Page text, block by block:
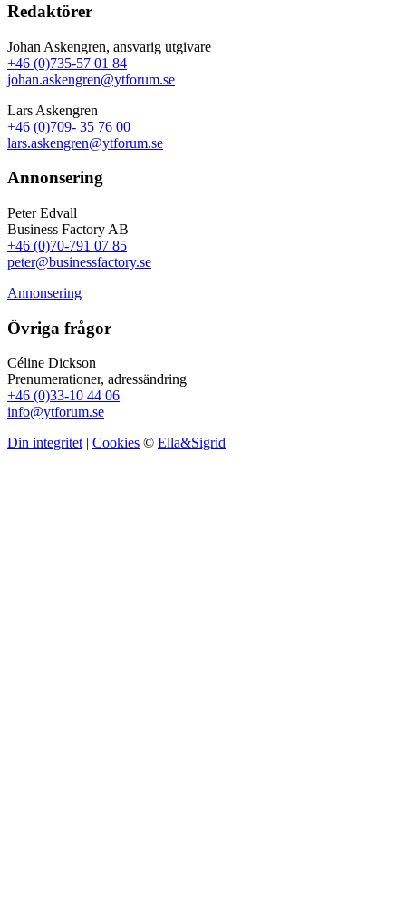
Redaktörer
Johan Askengren, ansvarig utgivare
+46 (0)735-57 01 84
johan.askengren@ytforum.se
Lars Askengren
+46 (0)709- 35 76 00
lars.askengren@ytforum.se
Annonsering
Peter Edvall
Business Factory AB
+46 (0)70-791 07 85
peter@businessfactory.se
Annonsering
Övriga frågor
Céline Dickson
Prenumerationer, adressändring
+46 (0)33-10 44 06
info@ytforum.se
Din integritet | Cookies © Ella&Sigrid